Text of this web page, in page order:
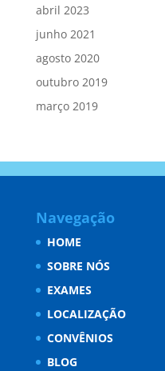
abril 2023
junho 2021
agosto 2020
outubro 2019
março 2019
Navegação
HOME
SOBRE NÓS
EXAMES
LOCALIZAÇÃO
CONVÊNIOS
BLOG